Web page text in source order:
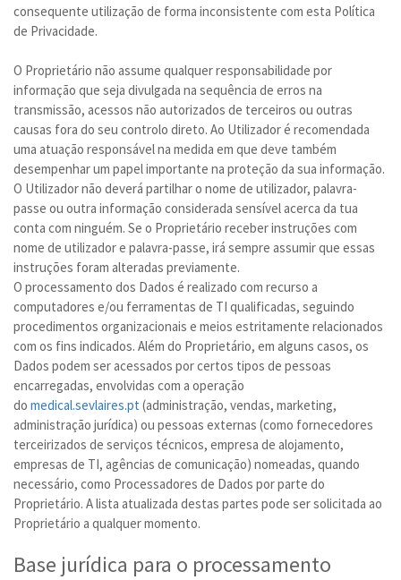
consequente utilização de forma inconsistente com esta Política
de Privacidade.
O Proprietário não assume qualquer responsabilidade por
informação que seja divulgada na sequência de erros na
transmissão, acessos não autorizados de terceiros ou outras
causas fora do seu controlo direto. Ao Utilizador é recomendada
uma atuação responsável na medida em que deve também
desempenhar um papel importante na proteção da sua informação.
O Utilizador não deverá partilhar o nome de utilizador, palavra-
passe ou outra informação considerada sensível acerca da tua
conta com ninguém. Se o Proprietário receber instruções com
nome de utilizador e palavra-passe, irá sempre assumir que essas
instruções foram alteradas previamente.
O processamento dos Dados é realizado com recurso a
computadores e/ou ferramentas de TI qualificadas, seguindo
procedimentos organizacionais e meios estritamente relacionados
com os fins indicados. Além do Proprietário, em alguns casos, os
Dados podem ser acessados por certos tipos de pessoas
encarregadas, envolvidas com a operação
do medical.sevlaires.pt (administração, vendas, marketing,
administração jurídica) ou pessoas externas (como fornecedores
terceirizados de serviços técnicos, empresa de alojamento,
empresas de TI, agências de comunicação) nomeadas, quando
necessário, como Processadores de Dados por parte do
Proprietário. A lista atualizada destas partes pode ser solicitada ao
Proprietário a qualquer momento.
Base jurídica para o processamento